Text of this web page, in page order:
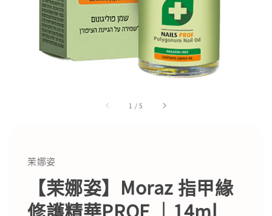
1 /5
茉娜姿
【茉娜姿】Moraz 指甲緣
修護精華PROF ｜14ml